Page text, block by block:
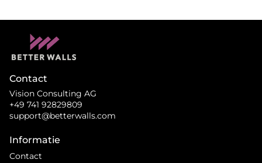
Contact
Vision Consulting AG
+49 741 92829809
support@betterwalls.com
Informatie
Contact